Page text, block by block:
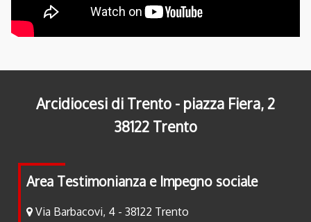
Arcidiocesi di Trento - piazza Fiera, 2
38122 Trento
Area Testimonianza e Impegno sociale
Via Barbacovi, 4 - 38122 Trento